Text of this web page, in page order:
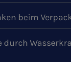
beim
durch